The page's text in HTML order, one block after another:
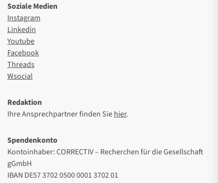
Soziale Medien
Instagram
Linkedin
Youtube
Facebook
Threads
Wsocial
Redaktion
Ihre Ansprechpartner finden Siehier.
Spendenkonto
Kontoinhaber: CORRECTIV – Recherchen für die Gesellschaft
gGmbH
IBAN DE57 3702 0500 0001 3702 01